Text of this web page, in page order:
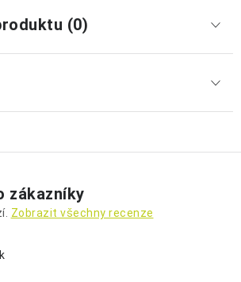
(0)
zákazníky
Zobrazit všechny recenze